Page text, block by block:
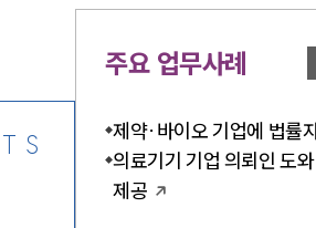
주요 업무사례
제약∙바이오 기업에 법률
의료기기 기업 의뢰인 도
제공